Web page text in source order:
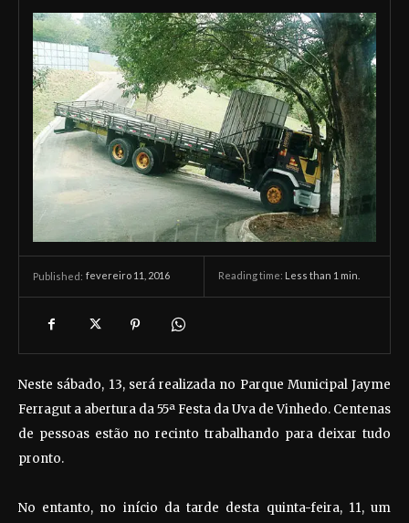
Published: fevereiro 11, 2016 Reading time: Less than 1 min.
Neste sábado, 13, será realizada no Parque Municipal Jayme
Ferragut a abertura da 55ª Festa da Uva de Vinhedo. Centenas
de pessoas estão no recinto trabalhando para deixar tudo
pronto.
No entanto, no início da tarde desta quinta-feira, 11, um